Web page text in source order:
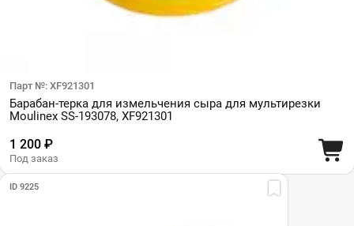
Парт №: XF921301
Барабан-терка для измельчения сыра для мультирезки
Moulinex SS-193078, XF921301
1 200 ₽
Под заказ
ID 9225